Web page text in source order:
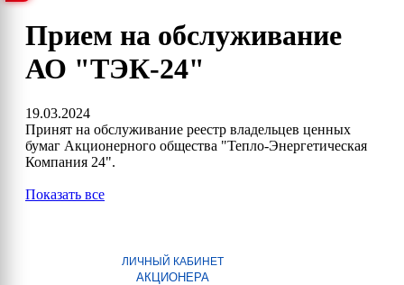
Прием на обслуживание
АО "ТЭК-24"
19.03.2024
Принят на обслуживание реестр владельцев ценных
бумаг Акционерного общества "Тепло-Энергетическая
Компания 24".
Показать все
ЛИЧНЫЙ КАБИНЕТ
АКЦИОНЕРА